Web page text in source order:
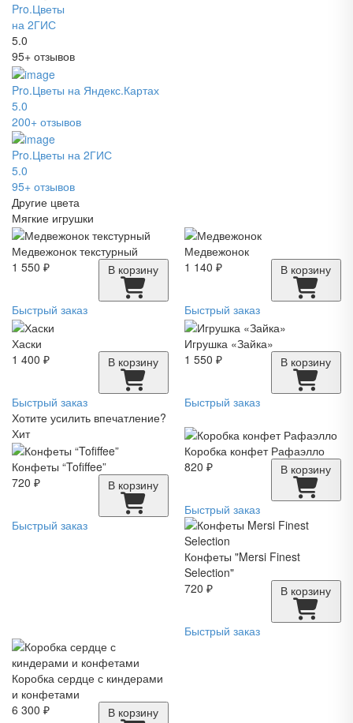
Pro.Цветы
на 2ГИС
5.0
95+ отзывов
Pro.Цветы на Яндекс.Картах
5.0
200+ отзывов
Pro.Цветы на 2ГИС
5.0
95+ отзывов
Другие цвета
Мягкие игрушки
Медвежонок текстурный
1 550 ₽
В корзину
Быстрый заказ
Медвежонок
1 140 ₽
В корзину
Быстрый заказ
Хаски
1 400 ₽
В корзину
Быстрый заказ
Игрушка «Зайка»
1 550 ₽
В корзину
Быстрый заказ
Хотите усилить впечатление?
Хит
Конфеты “Tofiffee”
720 ₽
В корзину
Быстрый заказ
Коробка конфет Рафаэлло
820 ₽
В корзину
Быстрый заказ
Конфеты "Mersi Finest
Selection"
720 ₽
В корзину
Быстрый заказ
Коробка сердце с киндерами
и конфетами
6 300 ₽
В корзину